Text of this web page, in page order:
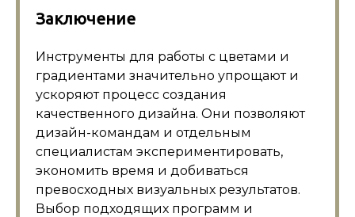
Заключение
Инструменты для работы с цветами и
градиентами значительно упрощают и
ускоряют процесс создания
качественного дизайна. Они позволяют
дизайн-командам и отдельным
специалистам экспериментировать,
экономить время и добиваться
превосходных визуальных результатов.
Выбор подходящих программ и